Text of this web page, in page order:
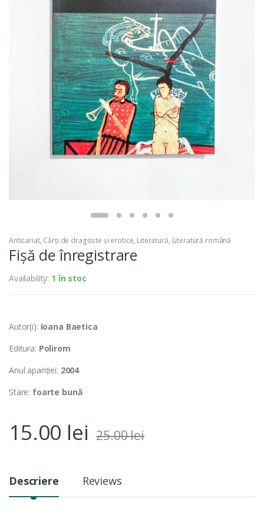
Anticariat, Cărți de dragoste și erotice, Literatură, Literatură română
Fișă de înregistrare
Availability: 1 în stoc
Autor(i): Ioana Baetica
Editura: Polirom
Anul apariției: 2004
Stare: foarte bună
15.00 lei 25.00lei
Descriere Reviews